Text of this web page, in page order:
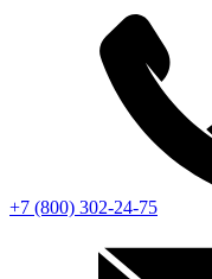
+7 (800) 302-24-75